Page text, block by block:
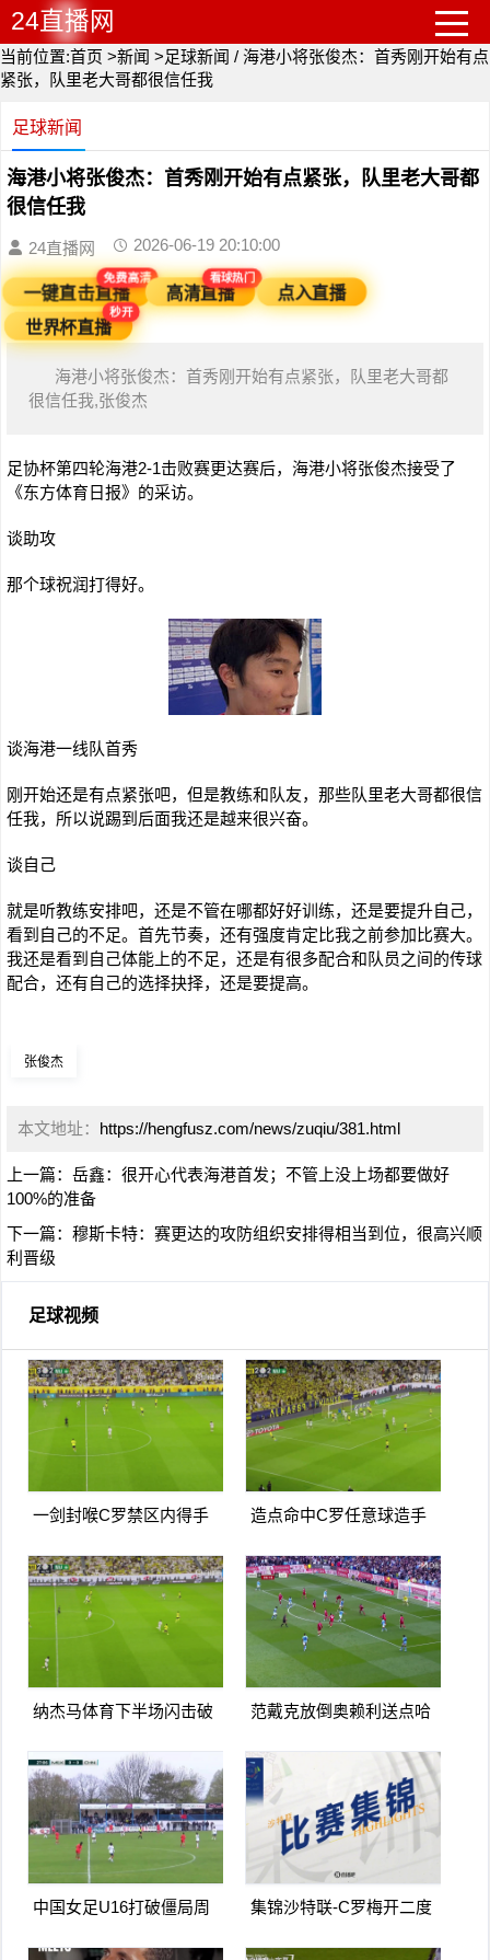
24直播网
当前位置:首页 >新闻 >足球新闻 / 海港小将张俊杰：首秀刚开始有点
紧张，队里老大哥都很信任我
足球新闻
海港小将张俊杰：首秀刚开始有点紧张，队里老大哥都
很信任我
24直播网 2026-06-19 20:10:00
一键直击直播
免费高清
高清直播
看球热门
点入直播
世界杯直播
秒开
海港小将张俊杰：首秀刚开始有点紧张，队里老大哥都
很信任我,张俊杰
足协杯第四轮海港2-1击败赛更达赛后，海港小将张俊杰接受了
《东方体育日报》的采访。
谈助攻
那个球祝润打得好。
谈海港一线队首秀
刚开始还是有点紧张吧，但是教练和队友，那些队里老大哥都很信
任我，所以说踢到后面我还是越来很兴奋。
谈自己
就是听教练安排吧，还是不管在哪都好好训练，还是要提升自己，
看到自己的不足。首先节奏，还有强度肯定比我之前参加比赛大。
我还是看到自己体能上的不足，还是有很多配合和队员之间的传球
配合，还有自己的选择抉择，还是要提高。
张俊杰
本文地址： https://hengfusz.com/news/zuqiu/381.html
上一篇： 岳鑫：很开心代表海港首发；不管上没上场都要做好
100%的准备
下一篇： 穆斯卡特：赛更达的攻防组织安排得相当到位，很高兴顺
利晋级
足球视频
一剑封喉C罗禁区内得手
967球
造点命中C罗任意球造手
球
纳杰马体育下半场闪击破
得手
范戴克放倒奥赖利送点哈
浦
中国女足U16打破僵局周
集锦沙特联-C罗梅开二度